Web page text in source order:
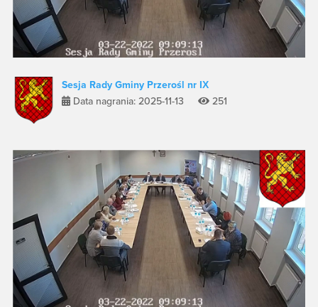
Sesja Rady Gminy Przerośl nr IX
Data nagrania: 2025-11-13
251